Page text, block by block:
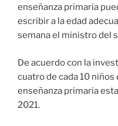
enseñanza primaria
escribir a la edad
semana el ministro del
De acuerdo con la
cuatro de cada 10 niños
enseñanza primaria
2021.